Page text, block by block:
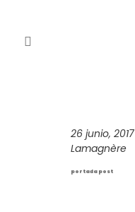
26 junio, 2017
Lamagnère
portada post